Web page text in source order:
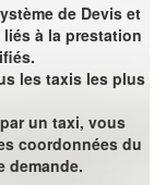
de Devis et
à la prestation
les taxis les plus
un taxi, vous
coordonnées du
demande.